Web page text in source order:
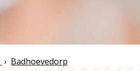
› Badhoevedorp